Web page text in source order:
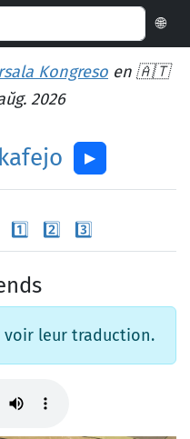
🌐
Kongreso en 🇦🇹
2026
kafejo ▶︎
1️⃣ 2️⃣ 3️⃣
voir leur traduction.